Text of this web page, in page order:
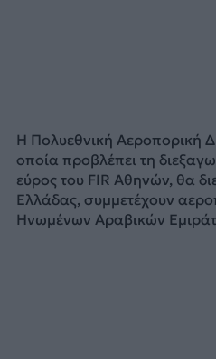
Η Πολυεθνική Αεροπορική
οποία προβλέπει τη
εύρος του FIR Αθηνών, θα
Ελλάδας, συμμετέχουν
Ηνωμένων Αραβικών